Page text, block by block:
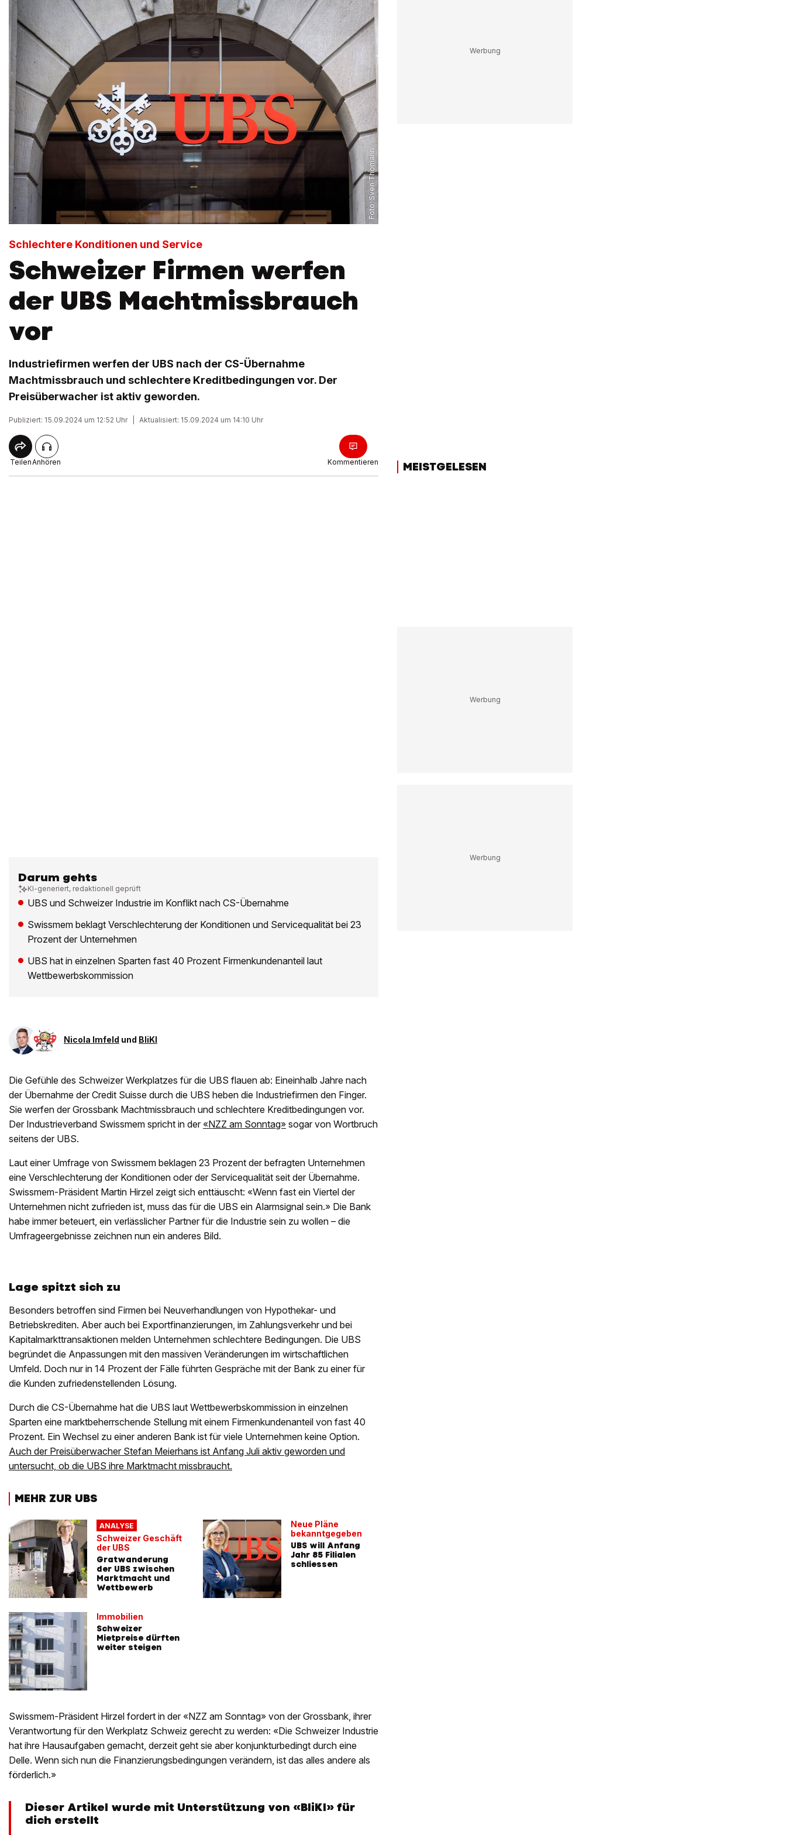
Foto:
Sven Thomann
Schlechtere Konditionen und Service
Schweizer Firmen werfen
der UBS Machtmissbrauch
vor
Industriefirmen werfen der UBS nach der CS-Übernahme
Machtmissbrauch und schlechtere Kreditbedingungen vor. Der
Preisüberwacher ist aktiv geworden.
Publiziert: 15.09.2024 um 12:52 Uhr Aktualisiert: 15.09.2024 um 14:10 Uhr
TeilenAnhören Kommentieren
Darum gehts
KI-generiert, redaktionell geprüft
UBS und Schweizer Industrie im Konflikt nach CS-Übernahme
Swissmem beklagt Verschlechterung der Konditionen und Servicequalität bei 23
Prozent der Unternehmen
UBS hat in einzelnen Sparten fast 40 Prozent Firmenkundenanteil laut
Wettbewerbskommission
Nicola Imfeld und BliKI
Die Gefühle des Schweizer Werkplatzes für die UBS flauen ab: Eineinhalb Jahre nach
der Übernahme der Credit Suisse durch die UBS heben die Industriefirmen den Finger.
Sie werfen der Grossbank Machtmissbrauch und schlechtere Kreditbedingungen vor.
Der Industrieverband Swissmem spricht in der «NZZ am Sonntag» sogar von Wortbruch
seitens der UBS.
Laut einer Umfrage von Swissmem beklagen 23 Prozent der befragten Unternehmen
eine Verschlechterung der Konditionen oder der Servicequalität seit der Übernahme.
Swissmem-Präsident Martin Hirzel zeigt sich enttäuscht: «Wenn fast ein Viertel der
Unternehmen nicht zufrieden ist, muss das für die UBS ein Alarmsignal sein.» Die Bank
habe immer beteuert, ein verlässlicher Partner für die Industrie sein zu wollen – die
Umfrageergebnisse zeichnen nun ein anderes Bild.
Lage spitzt sich zu
Besonders betroffen sind Firmen bei Neuverhandlungen von Hypothekar- und
Betriebskrediten. Aber auch bei Exportfinanzierungen, im Zahlungsverkehr und bei
Kapitalmarkttransaktionen melden Unternehmen schlechtere Bedingungen. Die UBS
begründet die Anpassungen mit den massiven Veränderungen im wirtschaftlichen
Umfeld. Doch nur in 14 Prozent der Fälle führten Gespräche mit der Bank zu einer für
die Kunden zufriedenstellenden Lösung.
Durch die CS-Übernahme hat die UBS laut Wettbewerbskommission in einzelnen
Sparten eine marktbeherrschende Stellung mit einem Firmenkundenanteil von fast 40
Prozent. Ein Wechsel zu einer anderen Bank ist für viele Unternehmen keine Option.
Auch der Preisüberwacher Stefan Meierhans ist Anfang Juli aktiv geworden und
untersucht, ob die UBS ihre Marktmacht missbraucht.
MEHR ZUR UBS
ANALYSE
Schweizer Geschäft
der UBS
Gratwanderung
der UBS zwischen
Marktmacht und
Wettbewerb
Immobilien
Schweizer
Mietpreise dürften
weiter steigen
Neue Pläne
bekanntgegeben
UBS will Anfang
Jahr 85 Filialen
schliessen
Swissmem-Präsident Hirzel fordert in der «NZZ am Sonntag» von der Grossbank, ihrer
Verantwortung für den Werkplatz Schweiz gerecht zu werden: «Die Schweizer Industrie
hat ihre Hausaufgaben gemacht, derzeit geht sie aber konjunkturbedingt durch eine
Delle. Wenn sich nun die Finanzierungsbedingungen verändern, ist das alles andere als
förderlich.»
Dieser Artikel wurde mit Unterstützung von «BliKI» für
dich erstellt
MEISTGELESEN